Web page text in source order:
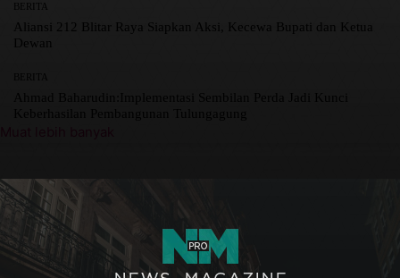
BERITA
Aliansi 212 Blitar Raya Siapkan Aksi, Kecewa Bupati dan Ketua
Dewan
BERITA